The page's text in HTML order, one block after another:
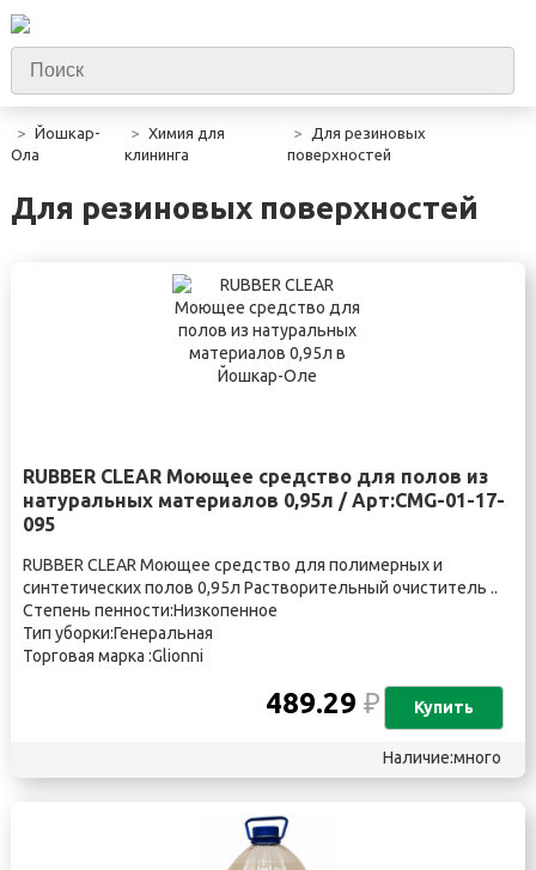
Йошкар-
Ола
Химия для
клининга
Для резиновых
поверхностей
Для резиновых поверхностей
RUBBER CLEAR Моющее средство для полов из
натуральных материалов 0,95л / Арт:CMG-01-17-
095
RUBBER CLEAR Моющее средство для полимерных и
синтетических полов 0,95л Растворительный очиститель ..
Степень пенности:Низкопенное
Тип уборки:Генеральная
Торговая марка :Glionni
489.29₽ Купить
Наличие:много